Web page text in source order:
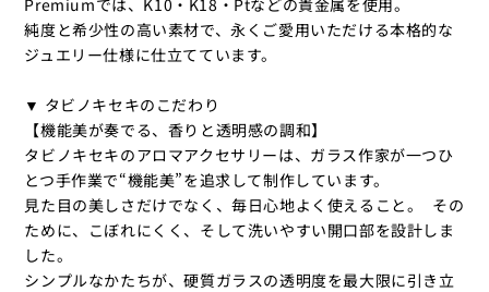
純度と希少性の高い素材で、永くご愛用いただける本格的な
ジュエリー仕様に仕立てています。
▼ タビノキセキのこだわり
【機能美が奏でる、香りと透明感の調和】
タビノキセキのアロマアクセサリーは、ガラス作家が一つひ
とつ手作業で“機能美”を追求して制作しています。
見た目の美しさだけでなく、毎日心地よく使えること。 その
ために、こぼれにくく、そして洗いやすい開口部を設計しま
した。
シンプルなかたちが、硬質ガラスの透明度を最大限に引き立